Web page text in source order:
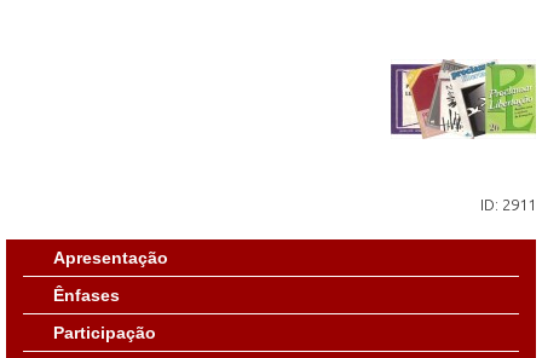
ID: 2911
Apresentação
Ênfases
Participação